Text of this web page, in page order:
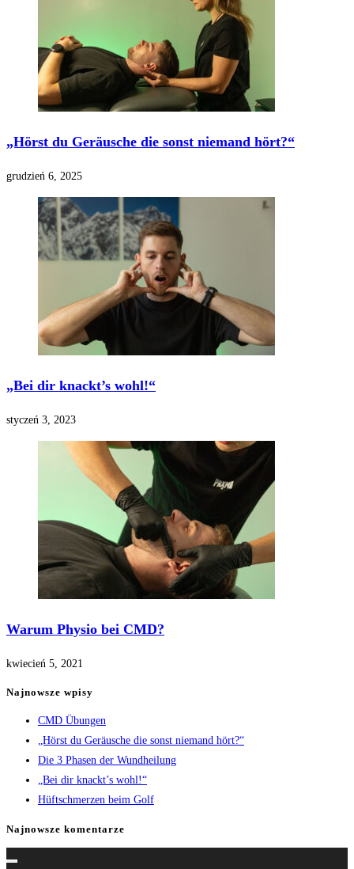
„Hörst du Geräusche die sonst niemand hört?“
grudzień 6, 2025
„Bei dir knackt’s wohl!“
styczeń 3, 2023
Warum Physio bei CMD?
kwiecień 5, 2021
Najnowsze wpisy
CMD Übungen
„Hörst du Geräusche die sonst niemand hört?“
Die 3 Phasen der Wundheilung
„Bei dir knackt’s wohl!“
Hüftschmerzen beim Golf
Najnowsze komentarze